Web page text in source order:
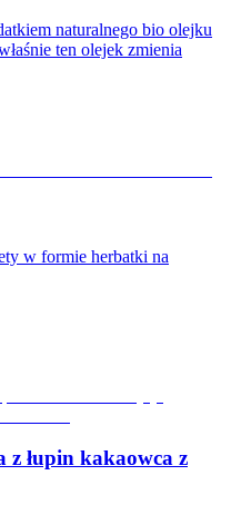
naturalnego bio olejku
ten olejek zmienia
w formie herbatki na
z łupin kakaowca z